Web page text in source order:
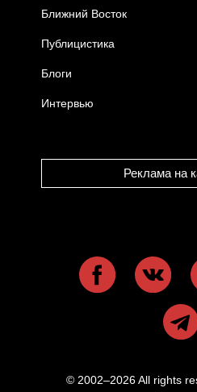
Ближний Восток
Публицистика
Блоги
Интервью
Реклама на
© 2002–2026 All rights